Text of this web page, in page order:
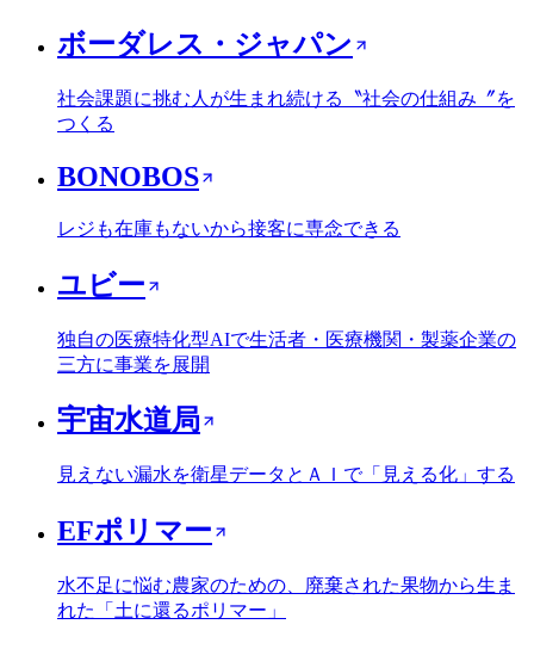
ボーダレス・ジャパン
社会課題に挑む人が生まれ続ける〝社会の仕組み〞を
つくる
BONOBOS
レジも在庫もないから接客に専念できる
ユビー
独自の医療特化型AIで生活者・医療機関・製薬企業の
三方に事業を展開
宇宙水道局
見えない漏水を衛星データとＡＩで「見える化」する
EFポリマー
水不足に悩む農家のための、廃棄された果物から生ま
れた「土に還るポリマー」